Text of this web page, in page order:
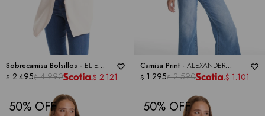
Sobrecamisa Bolsillos - ELIE
TAHARI
$ 2.495$ 4.990 $ 2.121
Camisa Print - ALEXANDER
JORDAN
$ 1.295$ 2.590 $ 1.101
50 50